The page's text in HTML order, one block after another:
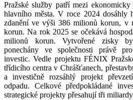
Pražské služby patří mezi
hlavního města. V roce 2024 dosáhly
zdanění ve výši 386 milionů korun, v
korun. Na rok 2025 se očekává
milionů korun. Vytvořené zisky
ponechány ve společnosti právě
investic. Vedle projektu FÉNIX
třídicího centra v Chrášťanech,
a investičně rozsáhlý projekt
odpadu. Celkové předpokládané
strategické projekty přesahují tři